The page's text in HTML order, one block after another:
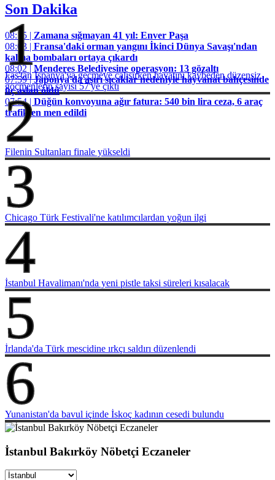
Son Dakika
08:15 | Zamana sığmayan 41 yıl: Enver Paşa
08:03 | Fransa'daki orman yangını İkinci Dünya Savaşı'ndan
kalma bombaları ortaya çıkardı
08:02 |Menderes Belediyesine operasyon: 13 gözaltı
07:59 |Japonya'da aşırı sıcaklar nedeniyle hayvanat bahçesinde
üç aslan öldü
07:54 | Düğün konvoyuna ağır fatura: 540 bin lira ceza, 6 araç
trafikten men edildi
1
Fas'tan İspanya'ya geçmeye çalışırken hayatını kaybeden düzensiz
göçmenlerin sayısı 57'ye çıktı
2
Filenin Sultanları finale yükseldi
3
Chicago Türk Festivali'ne katılımcılardan yoğun ilgi
4
İstanbul Havalimanı'nda yeni pistle taksi süreleri kısalacak
5
İrlanda'da Türk mescidine ırkçı saldırı düzenlendi
6
Yunanistan'da bavul içinde İskoç kadının cesedi bulundu
İstanbul Bakırköy Nöbetçi Eczaneler